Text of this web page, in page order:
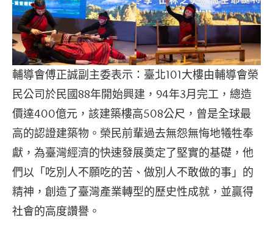
輔導會傅正誠副主委表示：臺北101大樓由輔導會榮
民公司於民國88年開始興建，94年3月完工，總造
價達400億元，該建築樓高508公尺，曾是全球最
高的認證建築物。榮民前輩過去無怨無悔地犧牲奉
獻，為臺灣經濟的快速發展奠定了堅實的基礎，他
們以「吃別人不願吃的苦、做別人不敢做的事」的
精神，創造了臺灣產業轉型的歷史性成就，並贏得
社會的高度讚譽。